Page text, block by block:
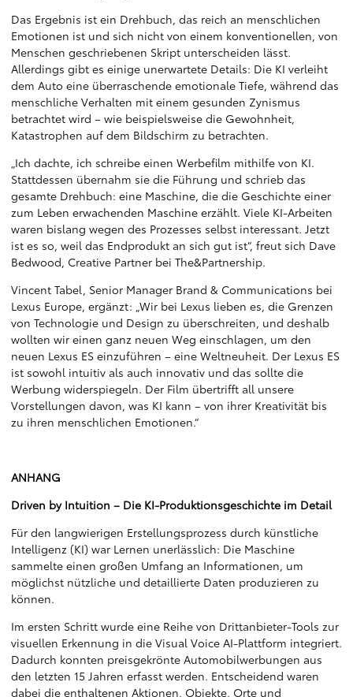
Das Ergebnis ist ein Drehbuch, das reich an menschlichen
Emotionen ist und sich nicht von einem konventionellen, von
Menschen geschriebenen Skript unterscheiden lässt.
Allerdings gibt es einige unerwartete Details: Die KI verleiht
dem Auto eine überraschende emotionale Tiefe, während das
menschliche Verhalten mit einem gesunden Zynismus
betrachtet wird – wie beispielsweise die Gewohnheit,
Katastrophen auf dem Bildschirm zu betrachten.
„Ich dachte, ich schreibe einen Werbefilm mithilfe von KI.
Stattdessen übernahm sie die Führung und schrieb das
gesamte Drehbuch: eine Maschine, die die Geschichte einer
zum Leben erwachenden Maschine erzählt. Viele KI-Arbeiten
waren bislang wegen des Prozesses selbst interessant. Jetzt
ist es so, weil das Endprodukt an sich gut ist“, freut sich Dave
Bedwood, Creative Partner bei The&Partnership.
Vincent Tabel, Senior Manager Brand & Communications bei
Lexus Europe, ergänzt: „Wir bei Lexus lieben es, die Grenzen
von Technologie und Design zu überschreiten, und deshalb
wollten wir einen ganz neuen Weg einschlagen, um den
neuen Lexus ES einzuführen – eine Weltneuheit. Der Lexus ES
ist sowohl intuitiv als auch innovativ und das sollte die
Werbung widerspiegeln. Der Film übertrifft all unsere
Vorstellungen davon, was KI kann – von ihrer Kreativität bis
zu ihren menschlichen Emotionen.“
ANHANG
Driven by Intuition – Die KI-Produktionsgeschichte im Detail
Für den langwierigen Erstellungsprozess durch künstliche
Intelligenz (KI) war Lernen unerlässlich: Die Maschine
sammelte einen großen Umfang an Informationen, um
möglichst nützliche und detaillierte Daten produzieren zu
können.
Im ersten Schritt wurde eine Reihe von Drittanbieter-Tools zur
visuellen Erkennung in die Visual Voice AI-Plattform integriert.
Dadurch konnten preisgekrönte Automobilwerbungen aus
den letzten 15 Jahren erfasst werden. Entscheidend waren
dabei die enthaltenen Aktionen, Objekte, Orte und